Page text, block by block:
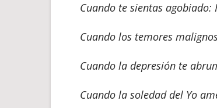
Cuando te sientas
Cuando los temores
Cuando la depresión te
Cuando la soledad del Yo